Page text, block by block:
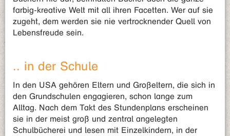
farbig-kreative Welt mit all ihren Facetten. Wer auf sie
zugeht, dem werden sie nie vertrocknender Quell von
Lebensfreude sein.
.. in der Schule
In den USA gehören Eltern und Großeltern, die sich in
den Grundschulen engagieren, schon lange zum
Alltag. Nach dem Takt des Stundenplans erscheinen
sie in der meist groß und zentral angelegten
Schulbücherei und lesen mit Einzelkindern, in der